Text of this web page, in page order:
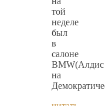
той
неделе
был
в
салоне
BMW(Алдис
на